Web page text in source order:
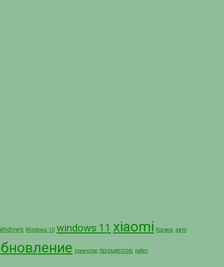
Windows 10 windows 11 xiaomi Космос авто
проектор процессор робот